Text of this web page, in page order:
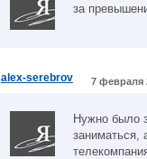
за
alex-serebrov 7 февраля
Нужно было
заниматься,